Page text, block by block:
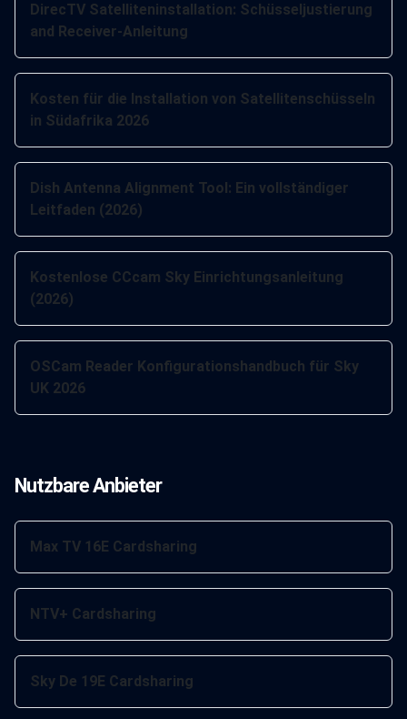
DirecTV Satelliteninstallation: Schüsseljustierung
and Receiver-Anleitung
Kosten für die Installation von Satellitenschüsseln
in Südafrika 2026
Dish Antenna Alignment Tool: Ein vollständiger
Leitfaden (2026)
Kostenlose CCcam Sky Einrichtungsanleitung
(2026)
OSCam Reader Konfigurationshandbuch für Sky
UK 2026
Nutzbare Anbieter
Max TV 16E Cardsharing
NTV+ Cardsharing
Sky De 19E Cardsharing